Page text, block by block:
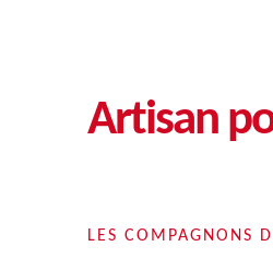
Artisan
LES COMPAGNONS